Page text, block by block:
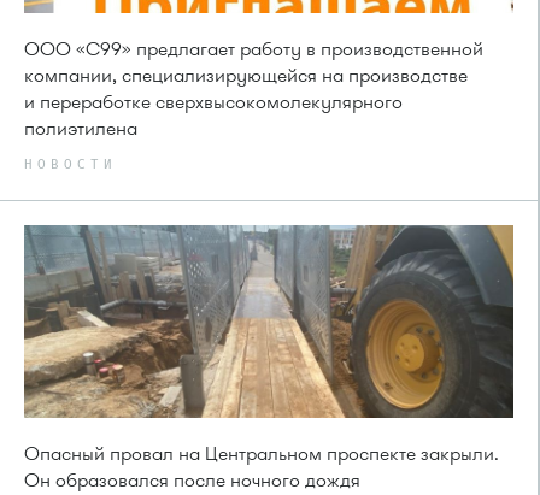
ООО «С99» предлагает работу в производственной
компании, специализирующейся на производстве
и переработке сверхвысокомолекулярного
полиэтилена
НОВОСТИ
Опасный провал на Центральном проспекте закрыли.
Он образовался после ночного дождя